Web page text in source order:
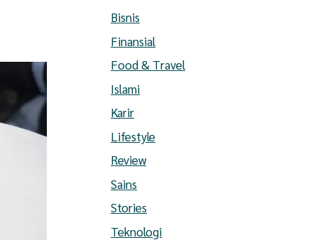
Bisnis
Finansial
Food & Travel
Islami
Karir
Lifestyle
Review
Sains
Stories
Teknologi